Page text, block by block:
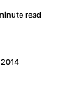
read